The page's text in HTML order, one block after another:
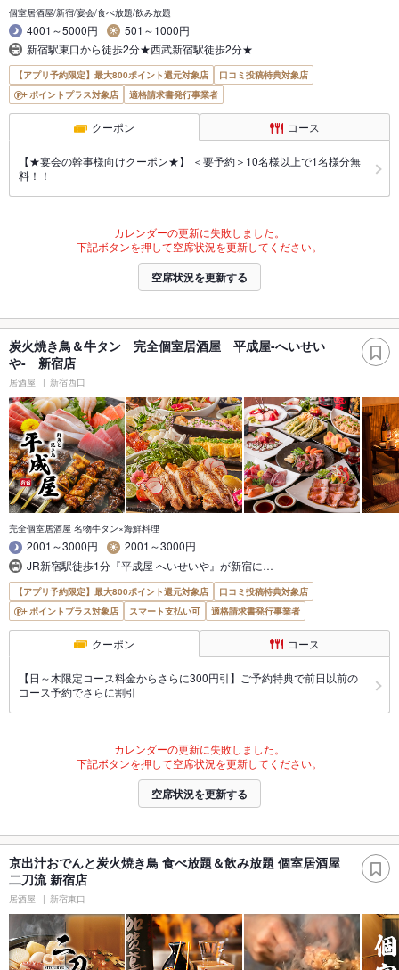
個室居酒屋/新宿/宴会/食べ放題/飲み放題
4001～5000円
501～1000円
新宿駅東口から徒歩2分★西武新宿駅徒歩2分★
【アプリ予約限定】最大800ポイント還元対象店
口コミ投稿特典対象店
ポイントプラス対象店
適格請求書発行事業者
クーポン コース
【★宴会の幹事様向けクーポン★】 ＜要予約＞10名様以上で1名様分無
料！！
カレンダーの更新に失敗しました。
下記ボタンを押して空席状況を更新してください。
空席状況を更新する
炭火焼き鳥＆牛タン 完全個室居酒屋 平成屋-へいせい
や- 新宿店
居酒屋 新宿西口
完全個室居酒屋 名物牛タン×海鮮料理
2001～3000円
2001～3000円
JR新宿駅徒歩1分『平成屋 へいせいや』が新宿に…
【アプリ予約限定】最大800ポイント還元対象店
口コミ投稿特典対象店
ポイントプラス対象店
スマート支払い可 適格請求書発行事業者
クーポン コース
【日～木限定コース料金からさらに300円引】ご予約特典で前日以前の
コース予約でさらに割引
カレンダーの更新に失敗しました。
下記ボタンを押して空席状況を更新してください。
空席状況を更新する
京出汁おでんと炭火焼き鳥 食べ放題＆飲み放題 個室居酒屋
二刀流 新宿店
居酒屋 新宿東口